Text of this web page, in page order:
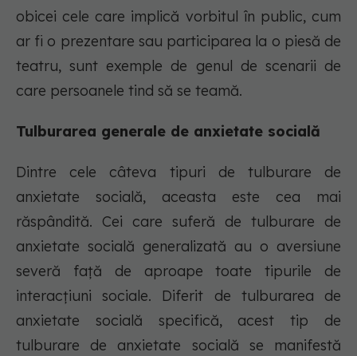
obicei cele care implică vorbitul în public, cum
ar fi o prezentare sau participarea la o piesă de
teatru, sunt exemple de genul de scenarii de
care persoanele tind să se teamă.
Tulburarea generale de anxietate socială
Dintre cele câteva tipuri de tulburare de
anxietate socială, aceasta este cea mai
răspândită. Cei care suferă de tulburare de
anxietate socială generalizată au o aversiune
severă față de aproape toate tipurile de
interacțiuni sociale. Diferit de tulburarea de
anxietate socială specifică, acest tip de
tulburare de anxietate socială se manifestă